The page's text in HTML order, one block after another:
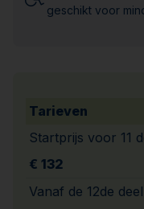
geschikt voor
Tarieven
Startprijs voor 11
€ 132
Vanaf de 12de